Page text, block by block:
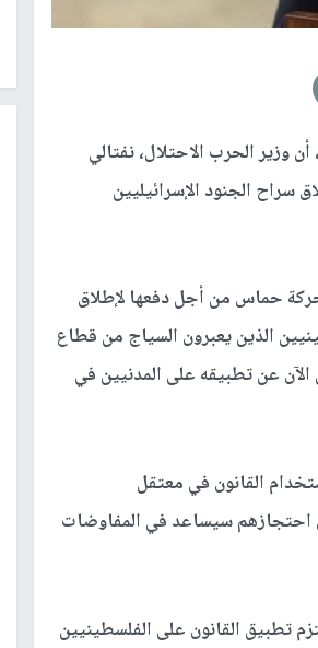
وزير الحرب الاحتلال، نفتالي
سراح الجنود الإسرائيليين
حماس من أجل دفعها لإطلاق
الذين يعبرون السياج من قطاع
عن تطبيقه على المدنيين في
القانون في معتقل
احتجازهم سيساعد في المفاوضات
تطبيق القانون على الفلسطينيين